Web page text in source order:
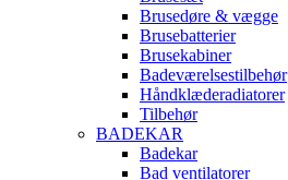
Brusedøre & vægge
Brusebatterier
Brusekabiner
Badeværelsestilbehør
Håndklæderadiatorer
Tilbehør
BADEKAR
Badekar
Bad ventilatorer